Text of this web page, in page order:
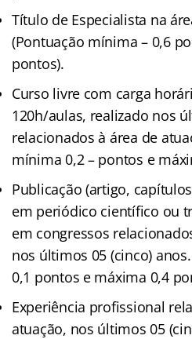
Título de Especialista na
(Pontuação mínima – 0,6
pontos).
Curso livre com carga
120h/aulas, realizado nos
relacionados à área de
mínima 0,2 – pontos e
Publicação (artigo,
em periódico científico ou
em congressos
nos últimos 05 (cinco)
0,1 pontos e máxima 0,4
Experiência profissional
atuação, nos últimos 05